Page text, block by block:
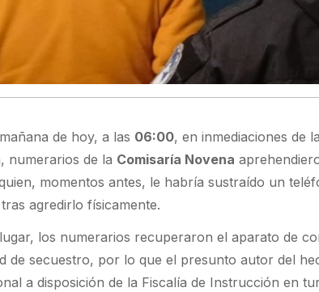
de hoy, a las 06:00, en inmediaciones de
numerarios de la Comisaría Novena
momentos antes, le habría sustraído un
agredirlo físicamente.
los numerarios recuperaron el aparato de
de secuestro, por lo que el presunto autor del
a disposición de la Fiscalía de Instrucción en